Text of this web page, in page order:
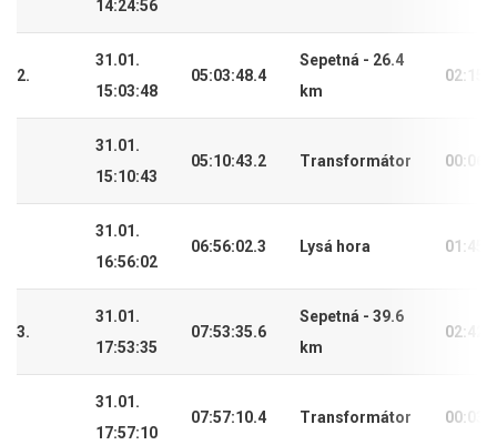
14:24:56
2.
31.01.
15:03:48
05:03:48.4
Sepetná - 26.4
km
31.01.
15:10:43
05:10:43.2 Transformátor
31.01.
16:56:02
06:56:02.3 Lysá hora
3.
31.01.
17:53:35
07:53:35.6
Sepetná - 39.6
km
31.01.
17:57:10
07:57:10.4 Transformátor